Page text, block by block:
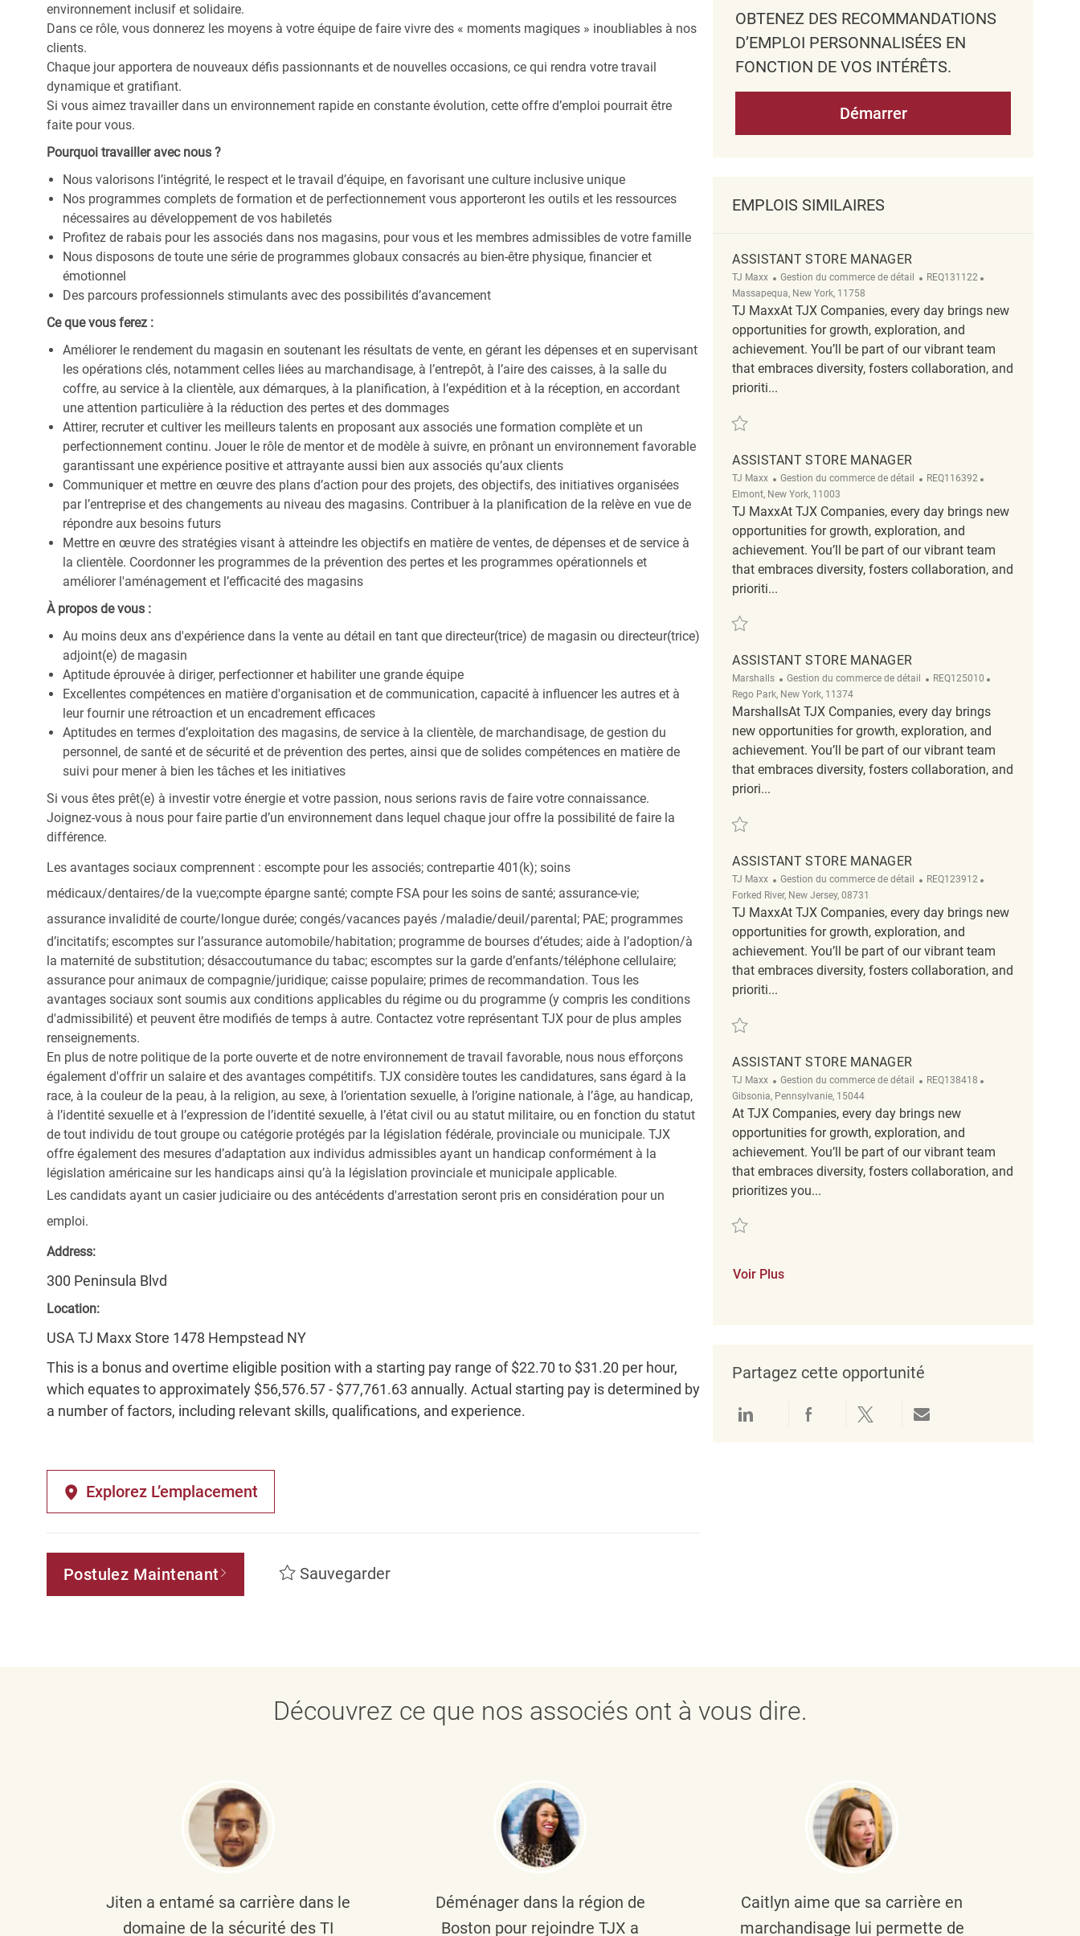
environnement inclusif et solidaire.
Dans ce rôle, vous donnerez les moyens à votre équipe de faire vivre des « moments magiques » inoubliables à nos
clients.
Chaque jour apportera de nouveaux défis passionnants et de nouvelles occasions, ce qui rendra votre travail
dynamique et gratifiant.
Si vous aimez travailler dans un environnement rapide en constante évolution, cette offre d’emploi pourrait être
faite pour vous.
Pourquoi travailler avec nous ?
Nous valorisons l’intégrité, le respect et le travail d’équipe, en favorisant une culture inclusive unique
Nos programmes complets de formation et de perfectionnement vous apporteront les outils et les ressources
nécessaires au développement de vos habiletés
Profitez de rabais pour les associés dans nos magasins, pour vous et les membres admissibles de votre famille
Nous disposons de toute une série de programmes globaux consacrés au bien-être physique, financier et
émotionnel
Des parcours professionnels stimulants avec des possibilités d’avancement
Ce que vous ferez :
Améliorer le rendement du magasin en soutenant les résultats de vente, en gérant les dépenses et en supervisant
les opérations clés, notamment celles liées au marchandisage, à l’entrepôt, à l’aire des caisses, à la salle du
coffre, au service à la clientèle, aux démarques, à la planification, à l’expédition et à la réception, en accordant
une attention particulière à la réduction des pertes et des dommages
Attirer, recruter et cultiver les meilleurs talents en proposant aux associés une formation complète et un
perfectionnement continu. Jouer le rôle de mentor et de modèle à suivre, en prônant un environnement favorable
garantissant une expérience positive et attrayante aussi bien aux associés qu’aux clients
Communiquer et mettre en œuvre des plans d’action pour des projets, des objectifs, des initiatives organisées
par l’entreprise et des changements au niveau des magasins. Contribuer à la planification de la relève en vue de
répondre aux besoins futurs
Mettre en œuvre des stratégies visant à atteindre les objectifs en matière de ventes, de dépenses et de service à
la clientèle. Coordonner les programmes de la prévention des pertes et les programmes opérationnels et
améliorer l'aménagement et l’efficacité des magasins
À propos de vous :
Au moins deux ans d'expérience dans la vente au détail en tant que directeur(trice) de magasin ou directeur(trice)
adjoint(e) de magasin
Aptitude éprouvée à diriger, perfectionner et habiliter une grande équipe
Excellentes compétences en matière d'organisation et de communication, capacité à influencer les autres et à
leur fournir une rétroaction et un encadrement efficaces
Aptitudes en termes d’exploitation des magasins, de service à la clientèle, de marchandisage, de gestion du
personnel, de santé et de sécurité et de prévention des pertes, ainsi que de solides compétences en matière de
suivi pour mener à bien les tâches et les initiatives
Si vous êtes prêt(e) à investir votre énergie et votre passion, nous serions ravis de faire votre connaissance.
Joignez-vous à nous pour faire partie d’un environnement dans lequel chaque jour offre la possibilité de faire la
différence.
Les avantages sociaux comprennent : escompte pour les associés; contrepartie 401(k); soins
médicaux/dentaires/de la vue;compte épargne santé; compte FSA pour les soins de santé; assurance-vie;
assurance invalidité de courte/longue durée; congés/vacances payés /maladie/deuil/parental; PAE; programmes
d’incitatifs; escomptes sur l’assurance automobile/habitation; programme de bourses d’études; aide à l’adoption/à
la maternité de substitution; désaccoutumance du tabac; escomptes sur la garde d’enfants/téléphone cellulaire;
assurance pour animaux de compagnie/juridique; caisse populaire; primes de recommandation. Tous les
avantages sociaux sont soumis aux conditions applicables du régime ou du programme (y compris les conditions
d'admissibilité) et peuvent être modifiés de temps à autre. Contactez votre représentant TJX pour de plus amples
renseignements.
En plus de notre politique de la porte ouverte et de notre environnement de travail favorable, nous nous efforçons
également d'offrir un salaire et des avantages compétitifs. TJX considère toutes les candidatures, sans égard à la
race, à la couleur de la peau, à la religion, au sexe, à l’orientation sexuelle, à l’origine nationale, à l’âge, au handicap,
à l’identité sexuelle et à l’expression de l’identité sexuelle, à l’état civil ou au statut militaire, ou en fonction du statut
de tout individu de tout groupe ou catégorie protégés par la législation fédérale, provinciale ou municipale. TJX
offre également des mesures d’adaptation aux individus admissibles ayant un handicap conformément à la
législation américaine sur les handicaps ainsi qu’à la législation provinciale et municipale applicable.
Les candidats ayant un casier judiciaire ou des antécédents d'arrestation seront pris en considération pour un
emploi.
Address:
300 Peninsula Blvd
Location:
USA TJ Maxx Store 1478 Hempstead NY
This is a bonus and overtime eligible position with a starting pay range of $22.70 to $31.20 per hour,
which equates to approximately $56,576.57 - $77,761.63 annually. Actual starting pay is determined by
a number of factors, including relevant skills, qualifications, and experience.
Explorez L’emplacement
Postulez Maintenant Sauvegarder
OBTENEZ DES RECOMMANDATIONS
D’EMPLOI PERSONNALISÉES EN
FONCTION DE VOS INTÉRÊTS.
Démarrer
EMPLOIS SIMILAIRES
ASSISTANT STORE MANAGER
TJ Maxx Catégorie
Gestion du commerce de détail ReqId
REQ131122
Massapequa, New York, 11758
TJ MaxxAt TJX Companies, every day brings new
opportunities for growth, exploration, and
achievement. You’ll be part of our vibrant team
that embraces diversity, fosters collaboration, and
prioriti...
ASSISTANT STORE MANAGER
TJ Maxx Catégorie
Gestion du commerce de détail ReqId
REQ116392
Elmont, New York, 11003
TJ MaxxAt TJX Companies, every day brings new
opportunities for growth, exploration, and
achievement. You’ll be part of our vibrant team
that embraces diversity, fosters collaboration, and
prioriti...
Sauvegarder Assistant Store Manager REQ116392
ASSISTANT STORE MANAGER
Marshalls Catégorie
Gestion du commerce de détail ReqId
REQ125010
Rego Park, New York, 11374
MarshallsAt TJX Companies, every day brings
new opportunities for growth, exploration, and
achievement. You’ll be part of our vibrant team
that embraces diversity, fosters collaboration, and
priori...
Sauvegarder Assistant Store Manager REQ125010
ASSISTANT STORE MANAGER
TJ Maxx Catégorie
Gestion du commerce de détail ReqId
REQ123912
Forked River, New Jersey, 08731
TJ MaxxAt TJX Companies, every day brings new
opportunities for growth, exploration, and
achievement. You’ll be part of our vibrant team
that embraces diversity, fosters collaboration, and
prioriti...
Sauvegarder Assistant Store Manager REQ123912
ASSISTANT STORE MANAGER
TJ Maxx Catégorie
Gestion du commerce de détail ReqId
REQ138418
Gibsonia, Pennsylvanie, 15044
At TJX Companies, every day brings new
opportunities for growth, exploration, and
achievement. You’ll be part of our vibrant team
that embraces diversity, fosters collaboration, and
prioritizes you...
Sauvegarder Assistant Store Manager REQ138418
Voir Plus
Partagez cette opportunité
Partager via LinkedInPartager via Facebook
Partager via twitterPartager par e-mail
Découvrez ce que nos associés ont à vous dire.
Jiten a entamé sa carrière dans le
domaine de la sécurité des TI
Déménager dans la région de
Boston pour rejoindre TJX a
Caitlyn aime que sa carrière en
marchandisage lui permette de